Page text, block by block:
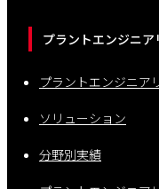
プラントエンジニ
プラントエンジニア
ソリューション
分野別実績